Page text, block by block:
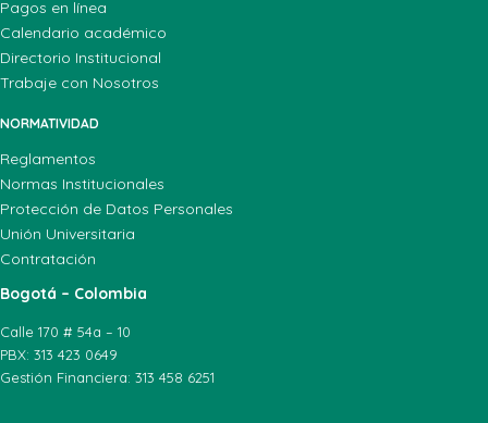
Pagos en línea
Calendario académico
Directorio Institucional
Trabaje con Nosotros
NORMATIVIDAD
Reglamentos
Normas Institucionales
Protección de Datos Personales
Unión Universitaria
Contratación
Bogotá – Colombia
Calle 170 # 54a – 10
PBX: 313 423 0649
Gestión Financiera: 313 458 6251